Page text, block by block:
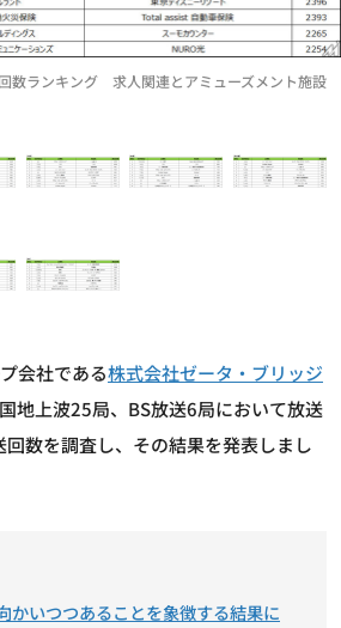
数ランキング 求人関連とアミューズメント施設
会社である株式会社ゼータ・ブリッジ
地上波25局、BS放送6局において放送
回数を調査し、その結果を発表しまし
かいつつあることを象徴する結果に